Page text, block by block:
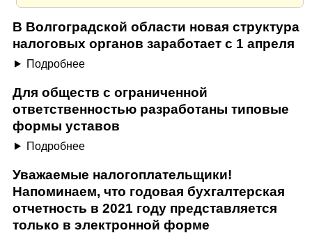
В Волгоградской области новая структура
налоговых органов заработает с 1 апреля
Подробнее
Для обществ с ограниченной
ответственностью разработаны типовые
формы уставов
Подробнее
Уважаемые налогоплательщики!
Напоминаем, что годовая бухгалтерская
отчетность в 2021 году представляется
только в электронной форме